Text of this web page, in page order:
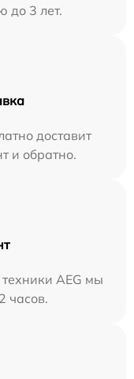
до 3 лет.
доставит
и обратно.
AEG мы
часов.